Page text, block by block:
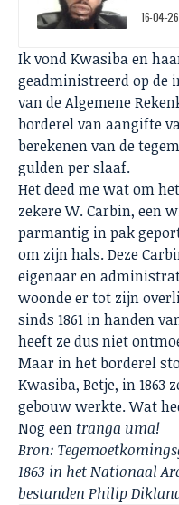
en de
16-04-26
Ik vond Kwasiba en
geadministreerd op de
van de Algemene
borderel van aangifte
berekenen van de
gulden per slaaf.
Het deed me wat om
zekere W. Carbin, een
parmantig in pak
om zijn hals. Deze
eigenaar en
woonde er tot zijn
sinds 1861 in handen
heeft ze dus niet
Maar in het borderel
Kwasiba, Betje, in 1863
gebouw werkte. Wat
Nog eentranga uma!
Bron:
1863 in het Nationaal
bestanden Philip